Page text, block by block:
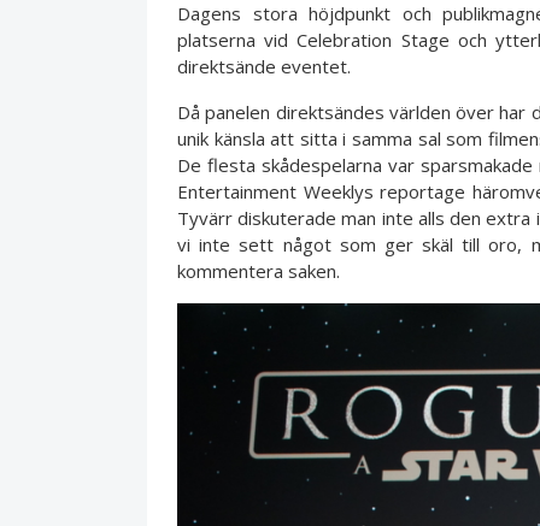
Dagens stora höjdpunkt och
platserna vid Celebration Stage och
direktsände eventet.
Då panelen direktsändes världen över har
unik känsla att sitta i samma sal som
De flesta skådespelarna var
Entertainment Weeklys reportage
Tyvärr diskuterade man inte alls den
vi inte sett något som ger skäl till oro,
kommentera saken.